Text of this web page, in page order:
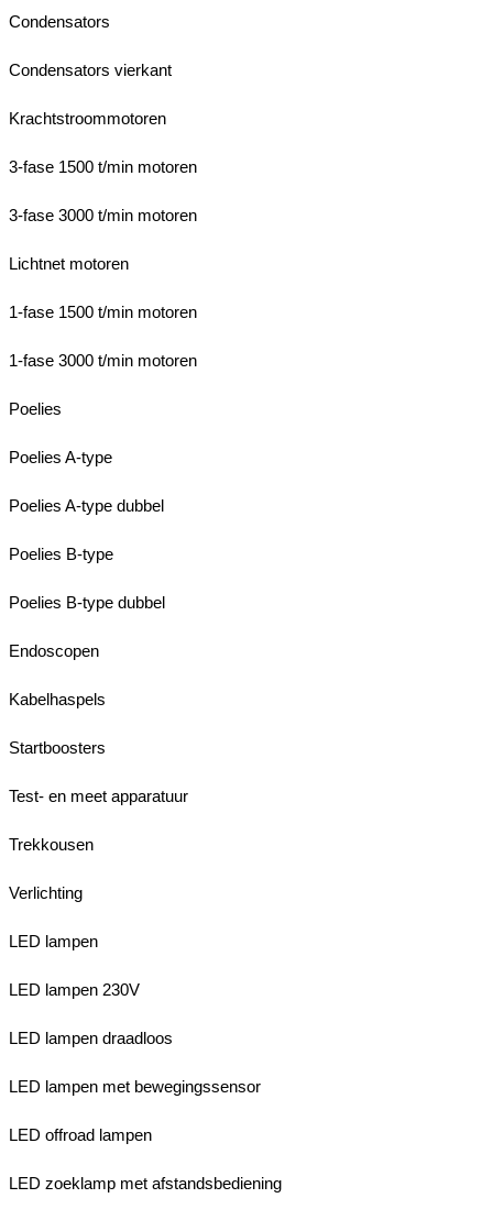
Condensators
Condensators vierkant
Krachtstroommotoren
3-fase 1500 t/min motoren
3-fase 3000 t/min motoren
Lichtnet motoren
1-fase 1500 t/min motoren
1-fase 3000 t/min motoren
Poelies
Poelies A-type
Poelies A-type dubbel
Poelies B-type
Poelies B-type dubbel
Endoscopen
Kabelhaspels
Startboosters
Test- en meet apparatuur
Trekkousen
Verlichting
LED lampen
LED lampen 230V
LED lampen draadloos
LED lampen met bewegingssensor
LED offroad lampen
LED zoeklamp met afstandsbediening